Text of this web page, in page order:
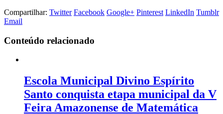
Compartilhar: Twitter Facebook Google+ Pinterest LinkedIn Tumblr
Email
Conteúdo relacionado
Escola Municipal Divino Espírito
Santo conquista etapa municipal da V
Feira Amazonense de Matemática